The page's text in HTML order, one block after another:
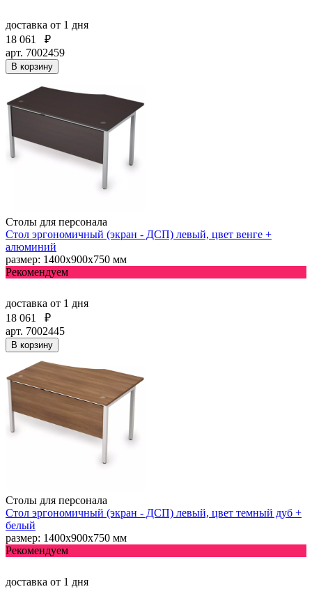
доставка от 1 дня
18 061
₽
арт. 7002459
В корзину
Столы для персонала
Стол эргономичный (экран - ДСП) левый, цвет венге +
алюминий
размер: 1400х900х750 мм
Рекомендуем
доставка от 1 дня
18 061
₽
арт. 7002445
В корзину
Столы для персонала
Стол эргономичный (экран - ДСП) левый, цвет темный дуб +
белый
размер: 1400х900х750 мм
Рекомендуем
доставка от 1 дня